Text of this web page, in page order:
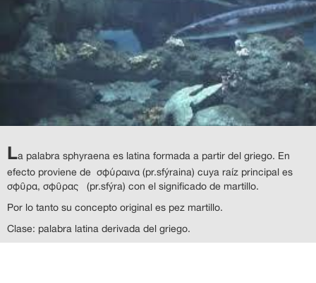
La palabra sphyraena es latina formada a partir del griego. En
efecto proviene de σφύραινα (pr.sfýraina) cuya raíz principal es
σφῦρα, σφῦρας (pr.sfýra) con el significado de martillo.
Por lo tanto su concepto original es pez martillo.
Clase: palabra latina derivada del griego.